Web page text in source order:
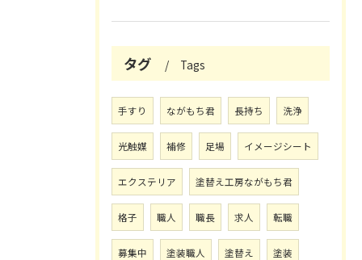
タグ Tags
手すり ながもち君 長持ち 洗浄
光触媒 補修 足場 イメージシート
エクステリア 塗替え工房ながもち君
格子 職人 職長 求人 転職
募集中 塗装職人 塗替え 塗装